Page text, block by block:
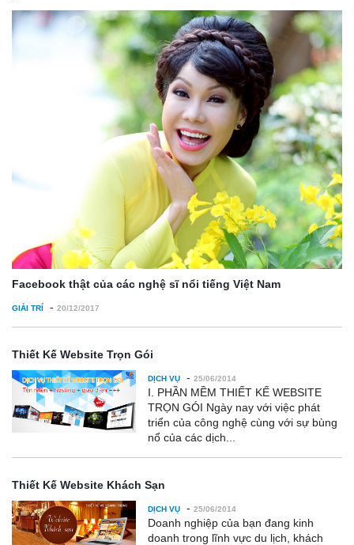
Facebook thật của các nghệ sĩ nổi tiếng Việt Nam
GIẢI TRÍ - 20/12/2017
Thiết Kế Website Trọn Gói
DỊCH VỤ - 25/06/2014
I. PHẦN MỀM THIẾT KẾ WEBSITE
TRỌN GÓI Ngày nay với việc phát
triển của công nghệ cùng với sự bùng
nổ của các dịch...
Thiết Kế Website Khách Sạn
DỊCH VỤ - 25/06/2014
Doanh nghiệp của bạn đang kinh
doanh trong lĩnh vực du lịch, khách